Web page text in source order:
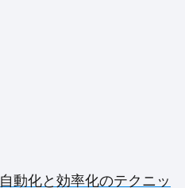
動化と効率化のテクニッ